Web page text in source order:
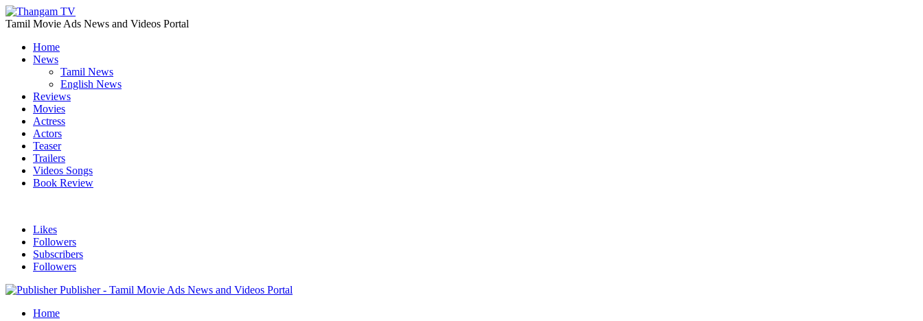
Tamil Movie Ads News and Videos Portal
Home
News
Tamil News
English News
Reviews
Movies
Actress
Actors
Teaser
Trailers
Videos Songs
Book Review
Likes
Followers
Subscribers
Followers
Publisher - Tamil Movie Ads News and Videos Portal
Home